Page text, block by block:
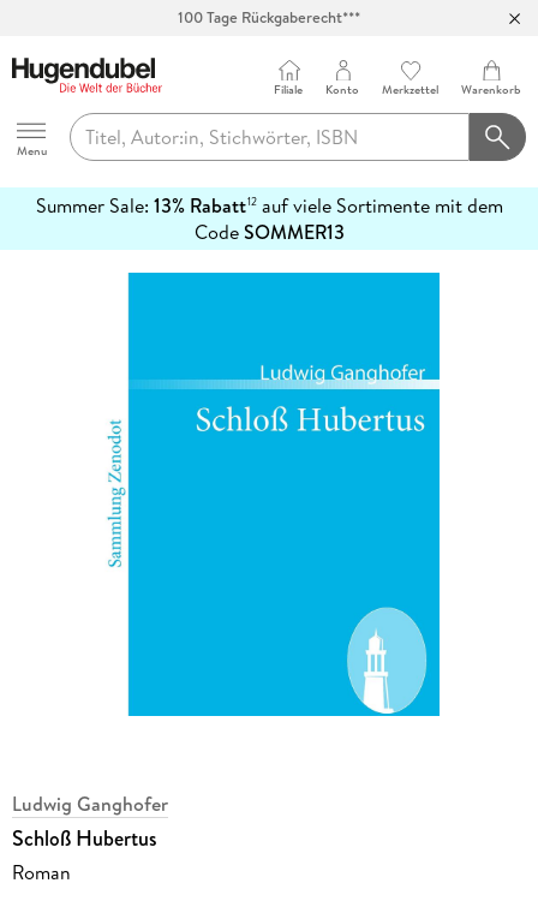
100 Tage Rückgaberecht***
Hugendubel
Menu
Filiale Konto Merkzettel Warenkorb
Summer Sale: 13% Rabatt12auf viele Sortimente mit dem
CodeSOMMER13
erfahren
Ludwig Ganghofer
Schloß Hubertus
Roman